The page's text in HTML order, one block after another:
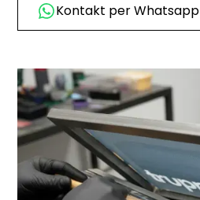
Kontakt per Whatsapp